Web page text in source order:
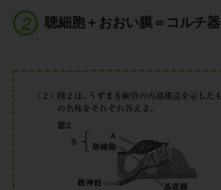
聴細胞＋おおい膜＝コルチ器